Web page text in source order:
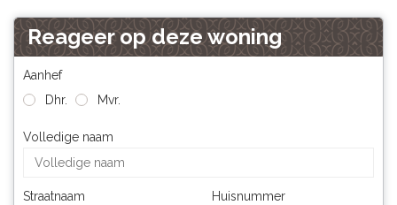
Reageer op deze woning
Aanhef
Dhr.
Mvr.
Volledige naam
Straatnaam Huisnummer